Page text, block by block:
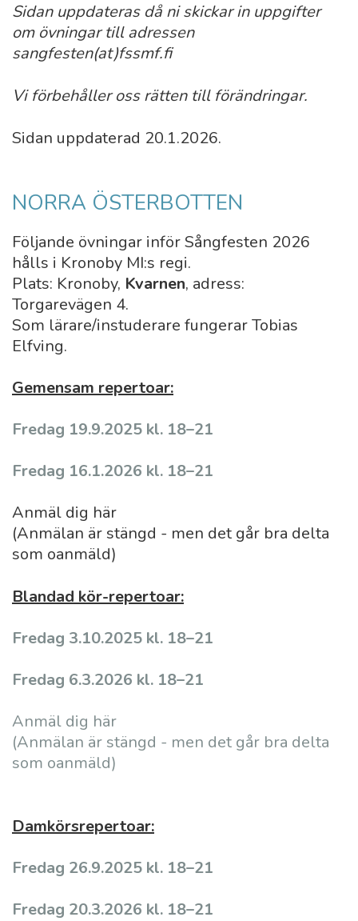
Sidan uppdateras då ni skickar in uppgifter
om övningar till adressen
sangfesten(at)fssmf.fi
Vi förbehåller oss rätten till förändringar.
Sidan uppdaterad 20.1.2026.
NORRA ÖSTERBOTTEN
Följande övningar inför Sångfesten 2026
hålls i Kronoby MI:s regi.
Plats: Kronoby, Kvarnen, adress:
Torgarevägen 4.
Som lärare/instuderare fungerar Tobias
Elfving.
Gemensam repertoar:
Fredag 19.9.2025 kl. 18–21
Fredag 16.1.2026 kl. 18–21
Anmäl dig här
(Anmälan är stängd - men det går bra delta
som oanmäld)
Blandad kör-repertoar:
Fredag 3.10.2025 kl. 18–21
Fredag 6.3.2026 kl. 18–21
Anmäl dig här
(Anmälan är stängd - men det går bra delta
som oanmäld)
Damkörsrepertoar:
Fredag 26.9.2025 kl. 18–21
Fredag 20.3.2026 kl. 18–21